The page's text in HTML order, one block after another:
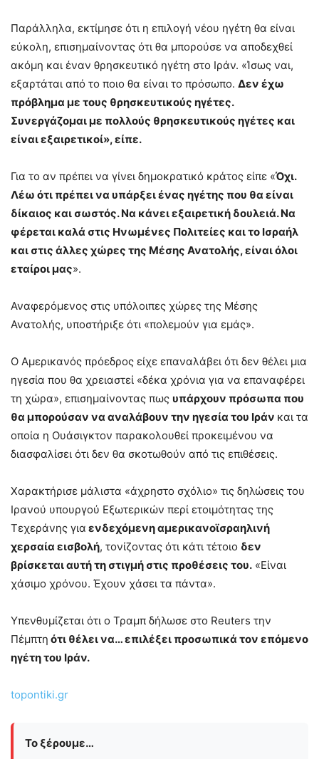
Παράλληλα, εκτίμησε ότι η επιλογή νέου ηγέτη θα είναι
εύκολη, επισημαίνοντας ότι θα μπορούσε να αποδεχθεί
ακόμη και έναν θρησκευτικό ηγέτη στο Ιράν. «Ίσως ναι,
εξαρτάται από το ποιο θα είναι το πρόσωπο. Δεν έχω
πρόβλημα με τους θρησκευτικούς ηγέτες.
Συνεργάζομαι με πολλούς θρησκευτικούς ηγέτες και
είναι εξαιρετικοί», είπε.
Για το αν πρέπει να γίνει δημοκρατικό κράτος είπε «Όχι.
Λέω ότι πρέπει να υπάρξει ένας ηγέτης που θα είναι
δίκαιος και σωστός. Να κάνει εξαιρετική δουλειά. Να
φέρεται καλά στις Ηνωμένες Πολιτείες και το Ισραήλ
και στις άλλες χώρες της Μέσης Ανατολής, είναι όλοι
εταίροι μας».
Αναφερόμενος στις υπόλοιπες χώρες της Μέσης
Ανατολής, υποστήριξε ότι «πολεμούν για εμάς».
O Αμερικανός πρόεδρος είχε επαναλάβει ότι δεν θέλει μια
ηγεσία που θα χρειαστεί «δέκα χρόνια για να επαναφέρει
τη χώρα», επισημαίνοντας πως υπάρχουν πρόσωπα που
θα μπορούσαν να αναλάβουν την ηγεσία του Ιράν και τα
οποία η Ουάσιγκτον παρακολουθεί προκειμένου να
διασφαλίσει ότι δεν θα σκοτωθούν από τις επιθέσεις.
Χαρακτήρισε μάλιστα «άχρηστο σχόλιο» τις δηλώσεις του
Ιρανού υπουργού Εξωτερικών περί ετοιμότητας της
Τεχεράνης για ενδεχόμενη αμερικανοϊσραηλινή
χερσαία εισβολή, τονίζοντας ότι κάτι τέτοιο δεν
βρίσκεται αυτή τη στιγμή στις προθέσεις του. «Είναι
χάσιμο χρόνου. Έχουν χάσει τα πάντα».
Υπενθυμίζεται ότι ο Τραμπ δήλωσε στο Reuters την
Πέμπτη ότι θέλει να… επιλέξει προσωπικά τον επόμενο
ηγέτη του Ιράν.
topontiki.gr
Το ξέρουμε…